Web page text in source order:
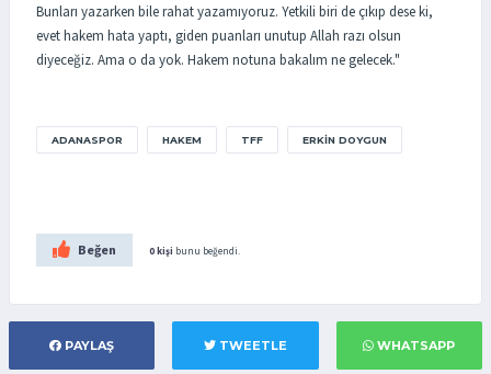
Bunları yazarken bile rahat yazamıyoruz. Yetkili biri de çıkıp dese ki,
evet hakem hata yaptı, giden puanları unutup Allah razı olsun
diyeceğiz. Ama o da yok. Hakem notuna bakalım ne gelecek."
ADANASPOR HAKEM TFF ERKIN DOYGUN
Beğen 0 kişi bunu beğendi.
PAYLAŞ TWEETLE WHATSAPP